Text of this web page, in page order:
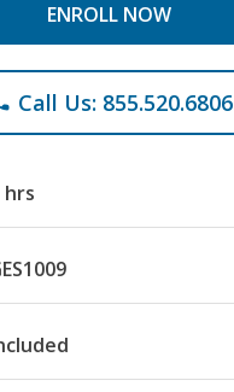
ENROLL NOW
Call Us: 855.520.6806
hrs